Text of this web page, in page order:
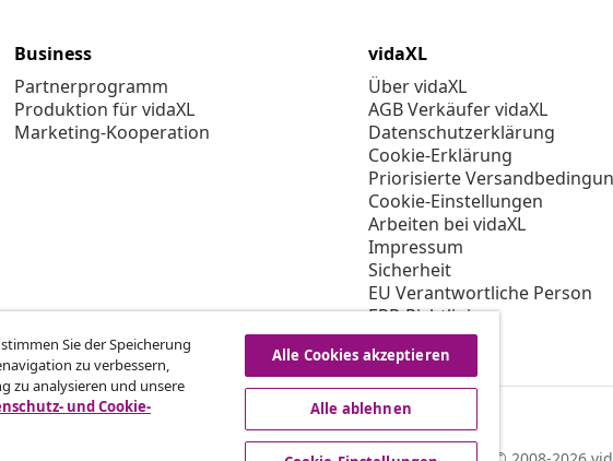
Business
Partnerprogramm
Produktion für vidaXL
Marketing-Kooperation
vidaXL
Über vidaXL
AGB Verkäufer vidaXL
Datenschutzerklärung
Cookie-Erklärung
Priorisierte
Cookie-Einstellungen
Arbeiten bei vidaXL
Impressum
Sicherheit
EU Verantwortliche Person
EPR-Richtlinie
Barrierefreiheit
Sie der Speicherung
zu verbessern,
zu analysieren und unsere
und Cookie-
Alle Cookies akzeptieren
Alle ablehnen